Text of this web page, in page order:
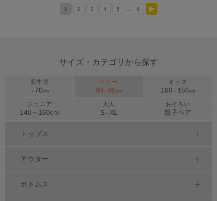
1 2 3 4 5 6
サイズ・カテゴリから探す
新生児
～ 70cm
ベビー
80 ～90cm
キッズ
100 ～ 150cm
ジュニア
140～ 160cm
大人
S～ XL
おそろい
親子ペア
トップス
アウター
ボトムス